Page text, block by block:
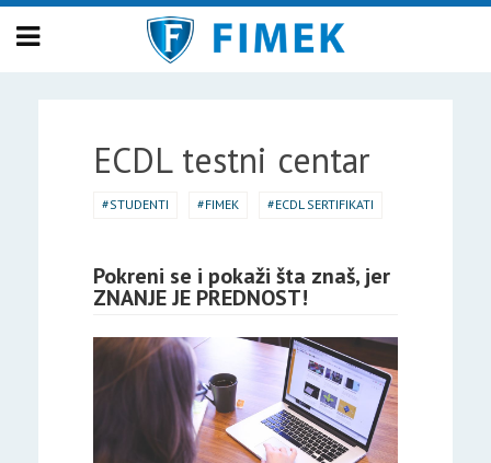
ECDL testni centar
STUDENTI FIMEK ECDL SERTIFIKATI
Pokreni se i pokaži šta znaš, jer
ZNANJE JE PREDNOST!